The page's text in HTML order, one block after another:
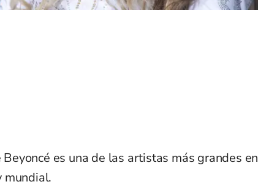
es una de las artistas más grandes en
mundial.